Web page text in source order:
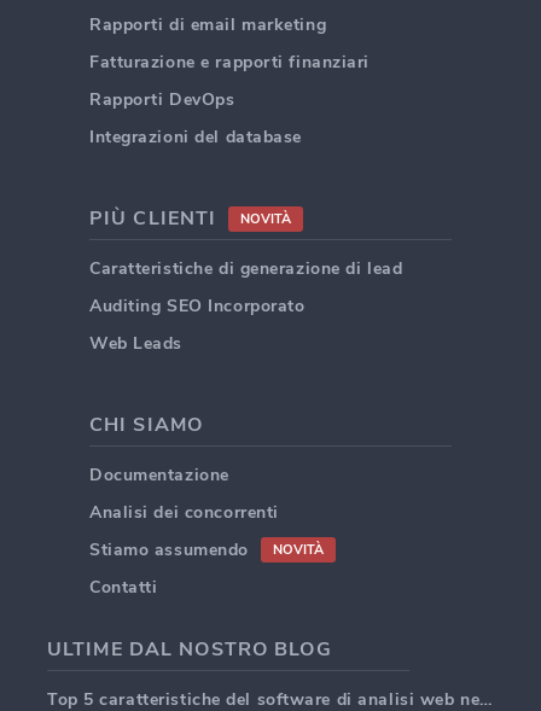
Rapporti di email marketing
Fatturazione e rapporti finanziari
Rapporti DevOps
Integrazioni del database
PIÙ CLIENTI NOVITÀ
Caratteristiche di generazione di lead
Auditing SEO Incorporato
Web Leads
CHI SIAMO
Documentazione
Analisi dei concorrenti
Stiamo assumendo
NOVITÀ
Contatti
ULTIME DAL NOSTRO BLOG
Top 5 caratteristiche del software di analisi web nel 2025